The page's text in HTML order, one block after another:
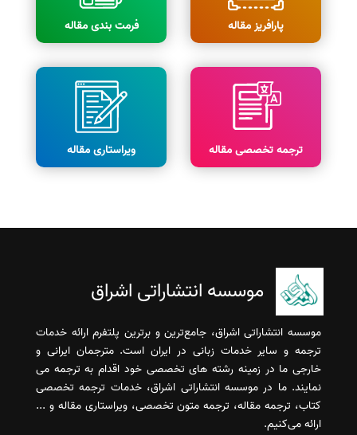
پارافریز مقاله فرمت بندی مقاله
ترجمه تخصصی مقاله ویراستاری مقاله
موسسه انتشاراتی اشراق
موسسه انتشاراتی اشراق، جامع‌ترین و برترین پلتفرم ارائه خدمات
ترجمه و سایر خدمات زبانی در ایران است. مترجمان ایرانی و
خارجی ما در زمینه رشته های تخصصی خود اقدام به ترجمه می
نمایند. ما در موسسه انتشاراتی اشراق، خدمات ترجمه تخصصی
کتاب، ترجمه مقاله، ترجمه متون تخصصی، ویراستاری مقاله و ...
ارائه می‌کنیم.